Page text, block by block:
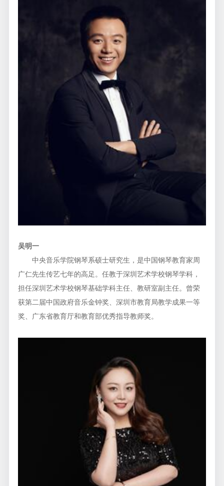
吴明一
中央音乐学院钢琴系硕士研究生，是中国钢琴教育家周
广仁先生传艺七年的高足。任教于深圳艺术学校钢琴学科，
担任深圳艺术学校钢琴基础学科主任、教研室副主任。曾荣
获第二届中国政府音乐金钟奖、深圳市教育局教学成果一等
奖、广东省教育厅和教育部优秀指导教师奖。